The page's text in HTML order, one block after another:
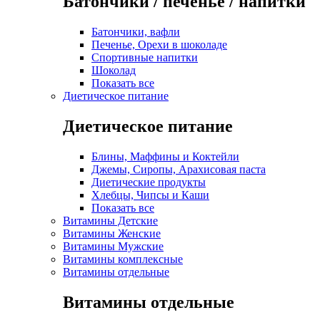
Батончики, вафли
Печенье, Орехи в шоколаде
Спортивные напитки
Шоколад
Показать все
Диетическое питание
Диетическое питание
Блины, Маффины и Коктейли
Джемы, Сиропы, Арахисовая паста
Диетические продукты
Хлебцы, Чипсы и Каши
Показать все
Витамины Детские
Витамины Женские
Витамины Мужские
Витамины комплексные
Витамины отдельные
Витамины отдельные